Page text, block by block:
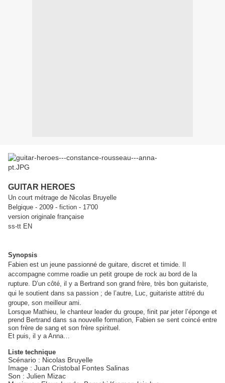
GUITAR HEROES
Un court métrage de Nicolas Bruyelle
Belgique - 2009 - fiction - 17'00
version originale française
ss-tt EN
Synopsis
Fabien est un jeune passionné de guitare, discret et timide. Il
accompagne comme roadie un petit groupe de rock au bord de la
rupture. D’un côté, il y a Bertrand son grand frère, très bon guitariste,
qui le soutient dans sa passion ; de l’autre, Luc, guitariste attitré du
groupe, son meilleur ami.
Lorsque Mathieu, le chanteur leader du groupe, finit par jeter l’éponge et
prend Bertrand dans sa nouvelle formation, Fabien se sent coincé entre
son frère de sang et son frère spirituel.
Et puis, il y a Anna…
Liste technique
Scénario : Nicolas Bruyelle
Image : Juan Cristobal Fontes Salinas
Son : Julien Mizac